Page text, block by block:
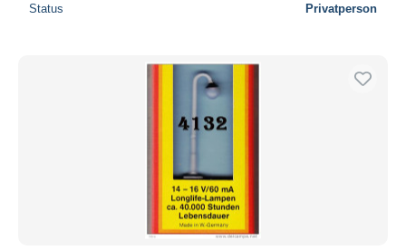
Status Privatperson